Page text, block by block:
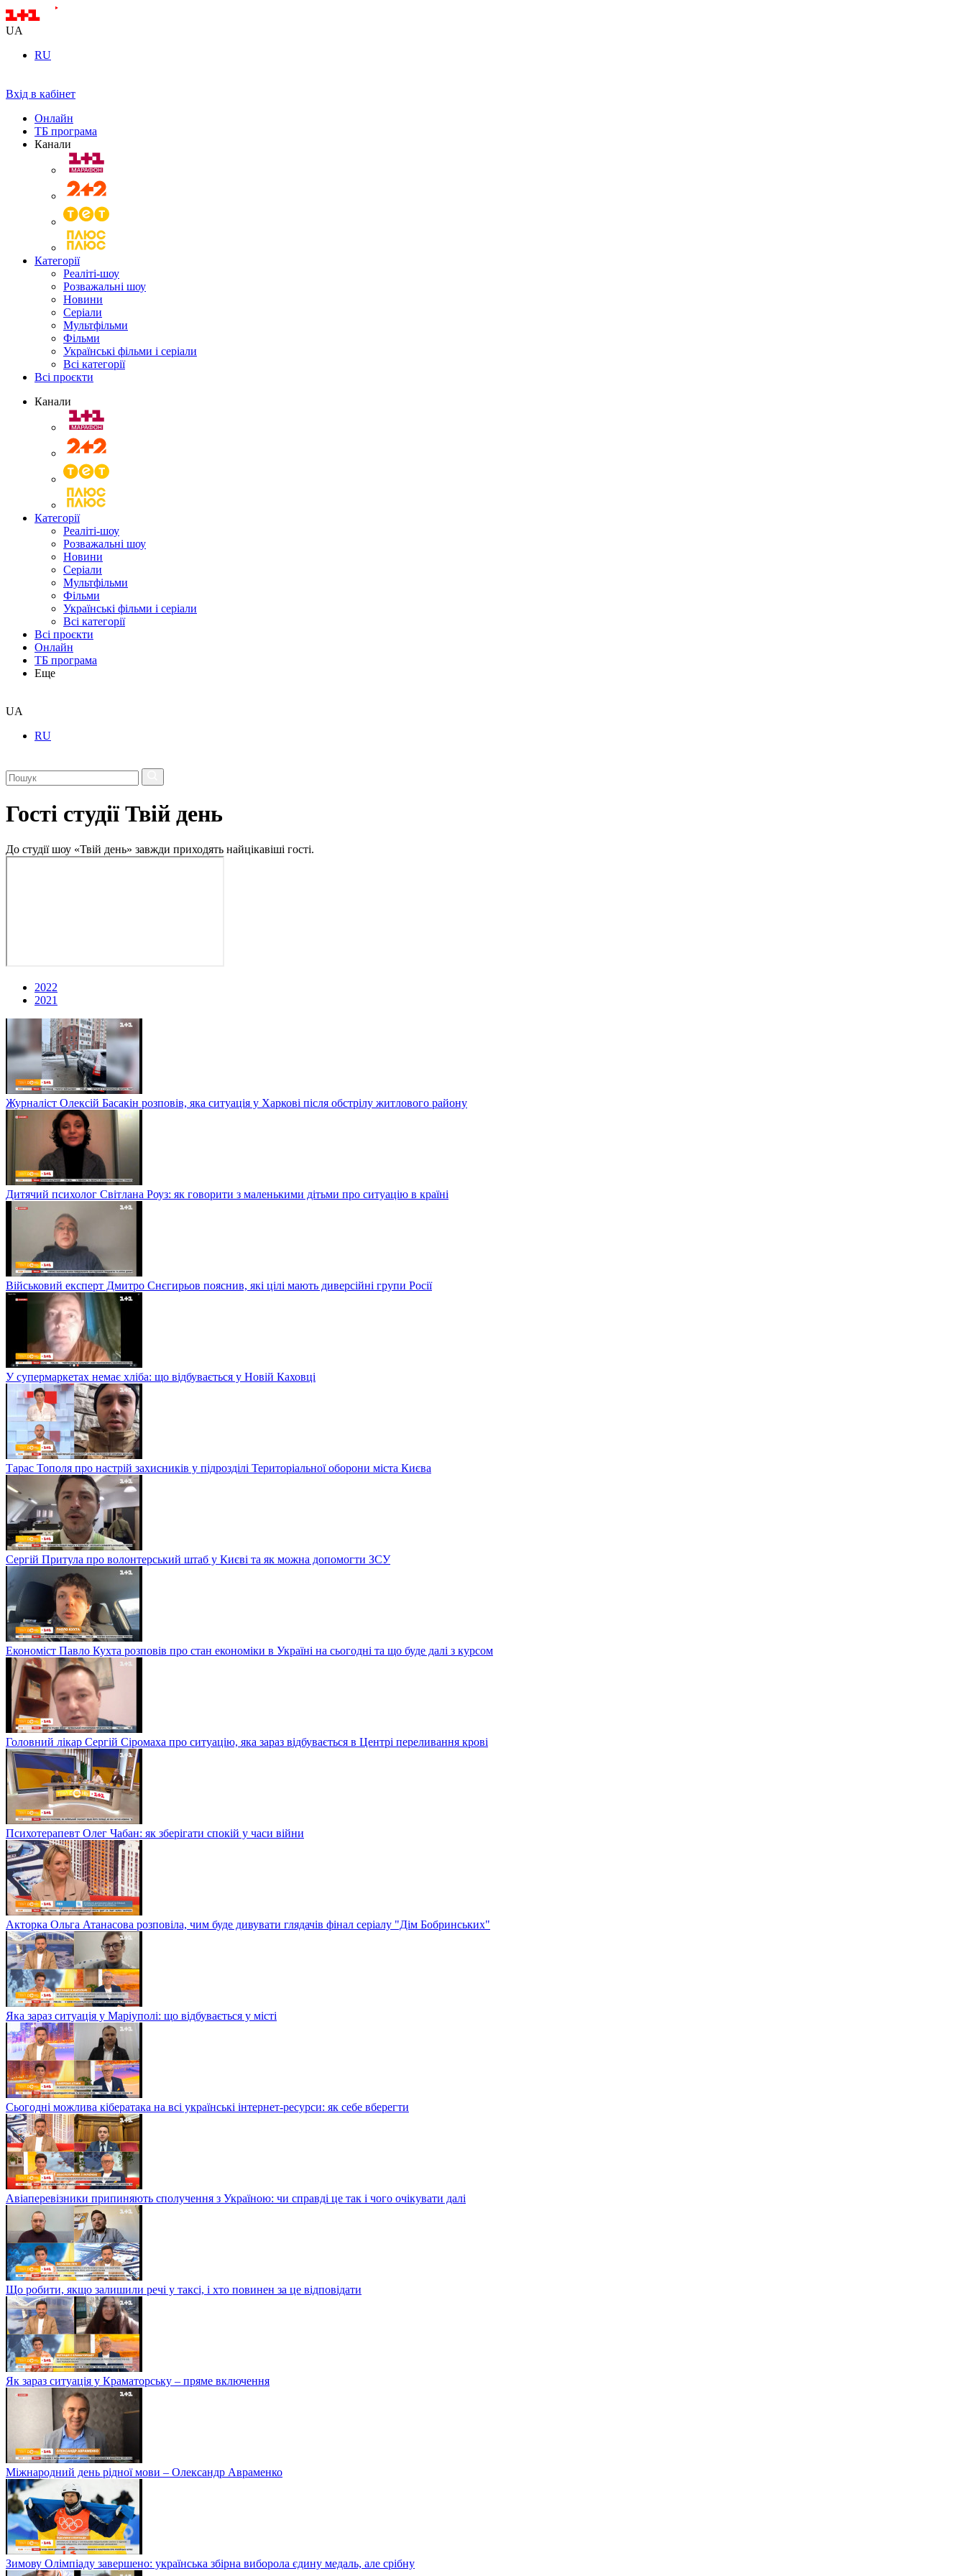
UA
RU
Вхід в кабінет
Онлайн
ТБ програма
Канали
Категорії
Реаліті-шоу
Розважальні шоу
Новини
Серіали
Мультфільми
Фільми
Українські фільми і серіали
Всі категорії
Всі проєкти
Канали
Категорії
Реаліті-шоу
Розважальні шоу
Новини
Серіали
Мультфільми
Фільми
Українські фільми і серіали
Всі категорії
Всі проєкти
Онлайн
ТБ програма
Еще
UA
RU
Гості студії Твій день
До студії шоу «Твій день» завжди приходять найцікавіші гості.
2022
2021
Журналіст Олексій Басакін розповів, яка ситуація у Харкові після обстрілу житлового району
Дитячий психолог Світлана Роуз: як говорити з маленькими дітьми про ситуацію в країні
Військовий експерт Дмитро Снєгирьов пояснив, які цілі мають диверсійні групи Росії
У супермаркетах немає хліба: що відбувається у Новій Каховці
Тарас Тополя про настрій захисників у підрозділі Територіальної оборони міста Києва
Сергій Притула про волонтерський штаб у Києві та як можна допомогти ЗСУ
Економіст Павло Кухта розповів про стан економіки в Україні на сьогодні та що буде далі з курсом
Головний лікар Сергій Сіромаха про ситуацію, яка зараз відбувається в Центрі переливання крові
Психотерапевт Олег Чабан: як зберігати спокій у часи війни
Акторка Ольга Атанасова розповіла, чим буде дивувати глядачів фінал серіалу "Дім Бобринських"
Яка зараз ситуація у Маріуполі: що відбувається у місті
Сьогодні можлива кібератака на всі українські інтернет-ресурси: як себе вберегти
Авіаперевізники припиняють сполучення з Україною: чи справді це так і чого очікувати далі
Що робити, якщо залишили речі у таксі, і хто повинен за це відповідати
Як зараз ситуація у Краматорську – пряме включення
Міжнародний день рідної мови – Олександр Авраменко
Зимову Олімпіаду завершено: українська збірна виборола єдину медаль, але срібну